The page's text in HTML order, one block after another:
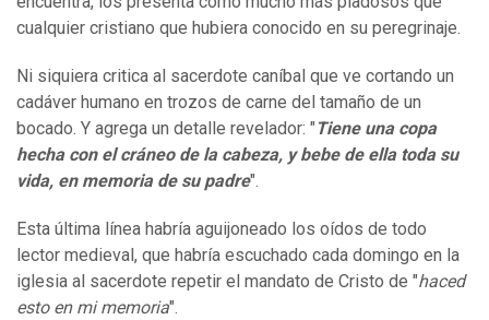
cualquier cristiano que hubiera conocido en su peregrinaje.
Ni siquiera critica al sacerdote caníbal que ve cortando un
cadáver humano en trozos de carne del tamaño de un
bocado. Y agrega un detalle revelador: " Tiene una copa
hecha con el cráneo de la cabeza, y bebe de ella toda su
vida, en memoriade su padre".
Esta última línea habría aguijoneado los oídos de todo
lector medieval, que habría escuchado cada domingo en la
iglesia al sacerdote repetir el mandato de Cristo de "haced
esto en mimemoria".